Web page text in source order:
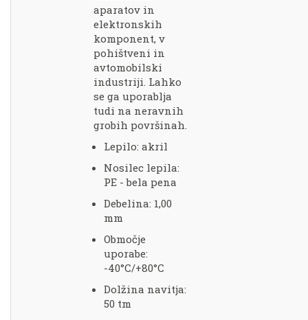
aparatov in
elektronskih
komponent, v
pohištveni in
avtomobilski
industriji. Lahko
se ga uporablja
tudi na neravnih
grobih površinah.
Lepilo: akril
Nosilec lepila:
PE - bela pena
Debelina: 1,00
mm
Območje
uporabe:
-40°C/+80°C
Dolžina navitja:
50 tm